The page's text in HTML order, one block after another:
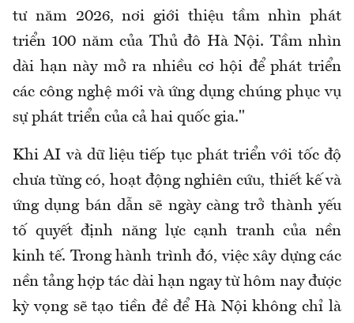
tư năm 2026, nơi giới thiệu tầm nhìn phát
triển 100 năm của Thủ đô Hà Nội. Tầm nhìn
dài hạn này mở ra nhiều cơ hội để phát triển
các công nghệ mới và ứng dụng chúng phục vụ
sự phát triển của cả hai quốc gia."
Khi AI và dữ liệu tiếp tục phát triển với tốc độ
chưa từng có, hoạt động nghiên cứu, thiết kế và
ứng dụng bán dẫn sẽ ngày càng trở thành yếu
tố quyết định năng lực cạnh tranh của nền
kinh tế. Trong hành trình đó, việc xây dựng các
nền tảng hợp tác dài hạn ngay từ hôm nay được
kỳ vọng sẽ tạo tiền đề để Hà Nội không chỉ là